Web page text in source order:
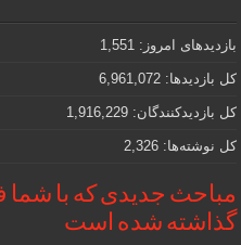
که
دنبالش
هستید
بازدیدهای امروز: 1,551
کل بازدیدها: 6,961,072
کل بازدیدکنند‌گان: 1,916,229
کل نوشته‌ها: 2,326
مباحث جدیدی که با شما
گذاشته شده است